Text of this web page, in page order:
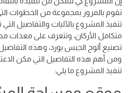
تقوم بالمرور بمجموعة من الخطوات
تنفيذ المشروع بالآليات والتفاصيل
متكامل الأركان، وتتعرف على معدات
تصنيع ألوح الجبس بورد، وهذه
ومن أهم هذه التفاصيل التي مكن
تنفيذ المشروع ما يلي: